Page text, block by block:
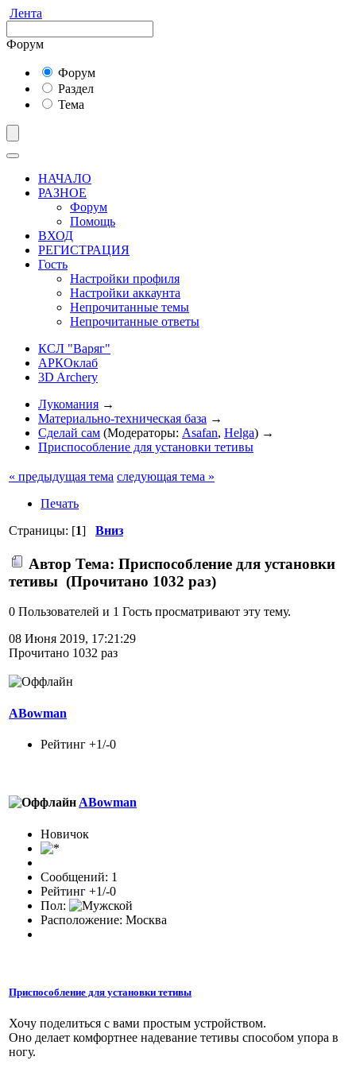
Лента
Форум
Форум
Раздел
Тема
НАЧАЛО
РАЗНОЕ
Форум
Помощь
ВХОД
РЕГИСТРАЦИЯ
Гость
Настройки профиля
Настройки аккаунта
Непрочитанные темы
Непрочитанные ответы
КСЛ "Варяг"
АРКОклаб
3D Archery
Лукомания →
Материально-техническая база →
Сделай сам (Модераторы: Asafan, Helga) →
Приспособление для установки тетивы
« предыдущая тема следующая тема »
Печать
Страницы: [1] Вниз
Автор Тема: Приспособление для установки
тетивы (Прочитано 1032 раз)
0 Пользователей и 1 Гость просматривают эту тему.
08 Июня 2019, 17:21:29
Прочитано 1032 раз
ABowman
Рейтинг +1/-0
ABowman
Новичок
Сообщений: 1
Рейтинг +1/-0
Пол:
Расположение: Москва
Приспособление для установки тетивы
Хочу поделиться с вами простым устройством.
Оно делает комфортнее надевание тетивы способом упора в
ногу.